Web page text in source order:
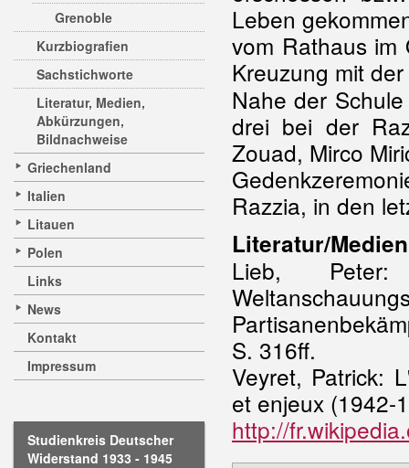
Grenoble
Kurzbiografien
Sachstichworte
Literatur, Medien,
Abkürzungen,
Bildnachweise
Griechenland
Italien
Litauen
Polen
Links
News
Kontakt
Impressum
Studienkreis Deutscher
Widerstand 1933 - 1945
Leben
vom Rathaus
Kreuzung mit
Nahe der
drei bei der
Zouad, Mirco
Razzia, in den
Literatur/Medien
Lieb,
S. 316ff.
Veyret, Patrick:
et enjeux (1942-
http://